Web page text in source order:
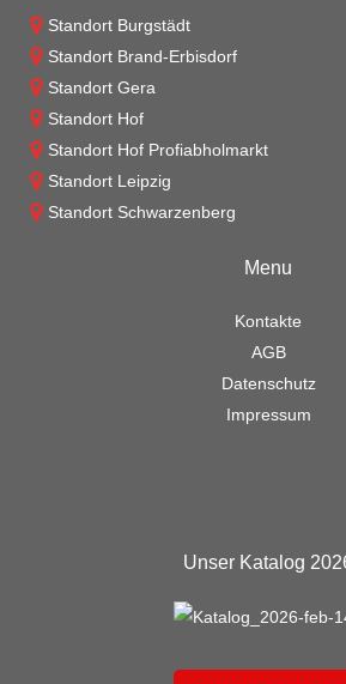
Standort Burgstädt
Standort Brand-Erbisdorf
Standort Gera
Standort Hof
Standort Hof Profiabholmarkt
Standort Leipzig
Standort Schwarzenberg
Menu
Kontakte
AGB
Datenschutz
Impressum
Unser Katalog